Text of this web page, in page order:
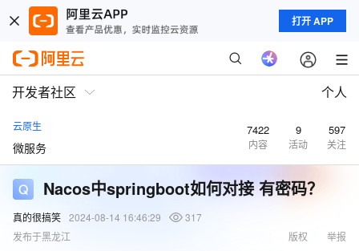
打开 APP
开发者社区 个人
云原生
微服务
7422
内容
9
活动
597
关注
Nacos中springboot如何对接 有密码？
真的很搞笑 2024-08-14 16:46:29
317
发布于黑龙江
举报
版权